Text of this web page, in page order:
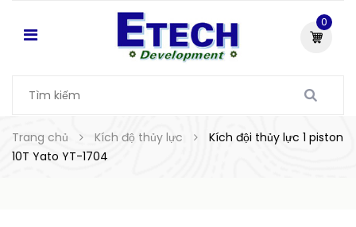
0
Trang chủ Kích độ thủy lực
Kích đội thủy lực 1 piston
10T Yato YT-1704